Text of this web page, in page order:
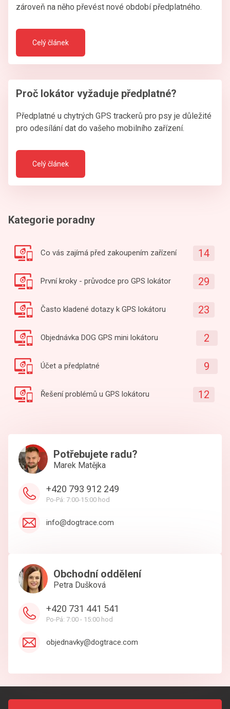
zároveň na něho převést nové období předplatného.
Celý článek
Proč lokátor vyžaduje předplatné?
Předplatné u chytrých GPS trackerů pro psy je důležité
pro odesílání dat do vašeho mobilního zařízení.
Celý článek
Kategorie poradny
Co vás zajímá před zakoupením zařízení 14
První kroky - průvodce pro GPS lokátor 29
Často kladené dotazy k GPS lokátoru 23
Objednávka DOG GPS mini lokátoru 2
Účet a předplatné 9
Řešení problémů u GPS lokátoru 12
Potřebujete radu?
Marek Matějka
+420 793 912 249
Po-Pá: 7:00-15:00 hod
info@dogtrace.com
Obchodní oddělení
Petra Dušková
+420 731 441 541
Po-Pá: 7:00 - 15:00 hod
objednavky@dogtrace.com